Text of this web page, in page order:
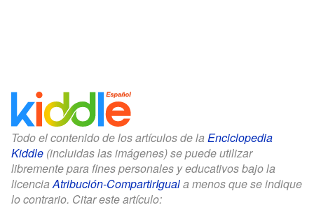
Todo el contenido de los artículos de la Enciclopedia
Kiddle (incluidas las imágenes) se puede utilizar
libremente para fines personales y educativos bajo la
licenciaAtribución-CompartirIguala menos que se indique
lo contrario. Citar este artículo: